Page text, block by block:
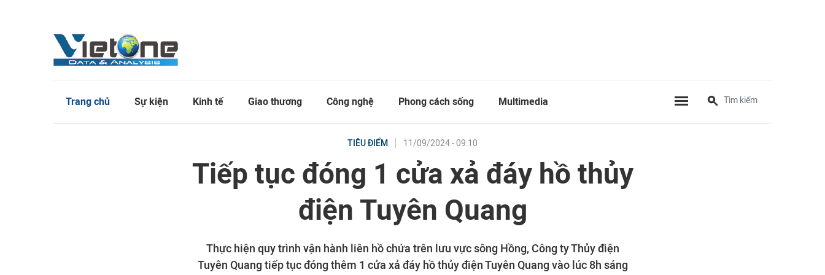
Trang chủ Sự kiện Kinh tế Giao thương Công nghệ Phong cách sống Multimedia
TIÊU ĐIỂM 11/09/2024 - 09:10
Tiếp tục đóng 1 cửa xả đáy hồ thủy
điện Tuyên Quang
Thực hiện quy trình vận hành liên hồ chứa trên lưu vực sông Hồng, Công ty Thủy điện
Tuyên Quang tiếp tục đóng thêm 1 cửa xả đáy hồ thủy điện Tuyên Quang vào lúc 8h sáng